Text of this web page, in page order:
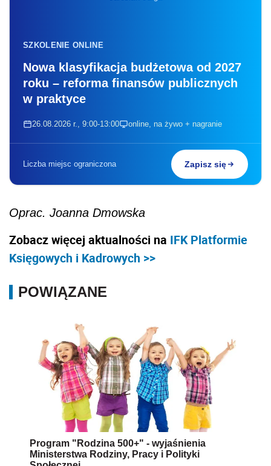
SZKOLENIE ONLINE
Nowa klasyfikacja budżetowa od 2027
roku – reforma finansów publicznych
w praktyce
26.08.2026 r., 9:00-13:00 online, na żywo + nagranie
Liczba miejsc ograniczona Zapisz się
Oprac. Joanna Dmowska
Zobacz więcej aktualności na IFK Platformie
Księgowych i Kadrowych >>
POWIĄZANE
Program "Rodzina 500+" - wyjaśnienia
Ministerstwa Rodziny, Pracy i Polityki